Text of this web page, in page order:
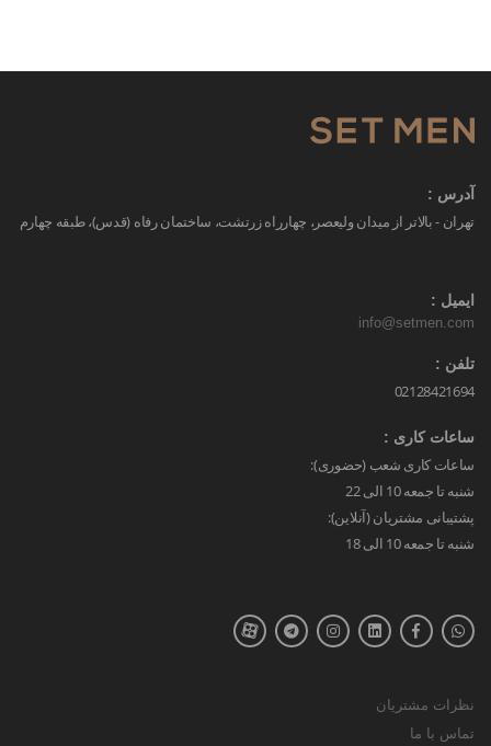
آدرس :
تهران - بالاتر از میدان ولیعصر، چهارراه زرتشت، ساختمان رفاه (قدس)، طبقه چهارم
ایمیل :
info@setmen.com
تلفن :
02128421694
ساعات کاری :
ساعات کاری شعب (حضوری):
شنبه تا جمعه 10 الی 22
پشتیبانی مشتریان (آنلاین):
شنبه تا جمعه 10 الی 18
نظرات مشتریان
تماس با ما